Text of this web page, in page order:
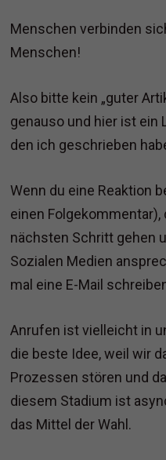
Menschen verbinden
Menschen!
Also bitte kein „guter
genauso und hier ist ein
den ich geschrieben
Wenn du eine Reaktion
einen Folgekommentar),
nächsten Schritt gehen
Sozialen Medien
mal eine E-Mail
Anrufen ist vielleicht in
die beste Idee, weil wir
Prozessen stören und
diesem Stadium ist
das Mittel der Wahl.